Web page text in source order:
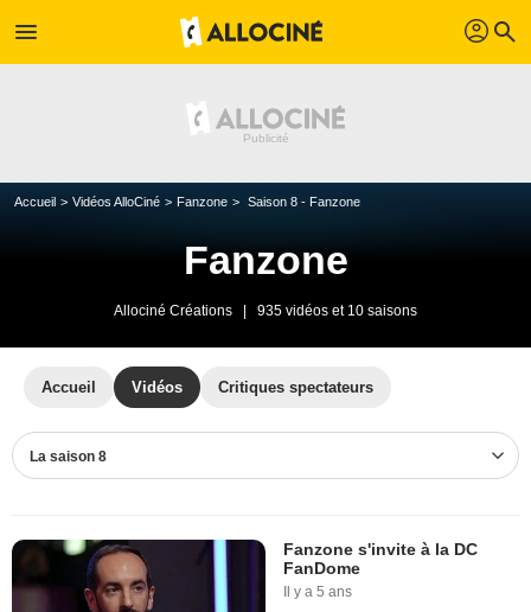
menu profil search
Accueil Vidéos AlloCiné Fanzone Saison 8 - Fanzone
Fanzone
Allociné Créations 935 vidéos et 10 saisons
Accueil Vidéos Critiques spectateurs
La saison 8
Fanzone s'invite à la DC
FanDome
Il y a 5 ans